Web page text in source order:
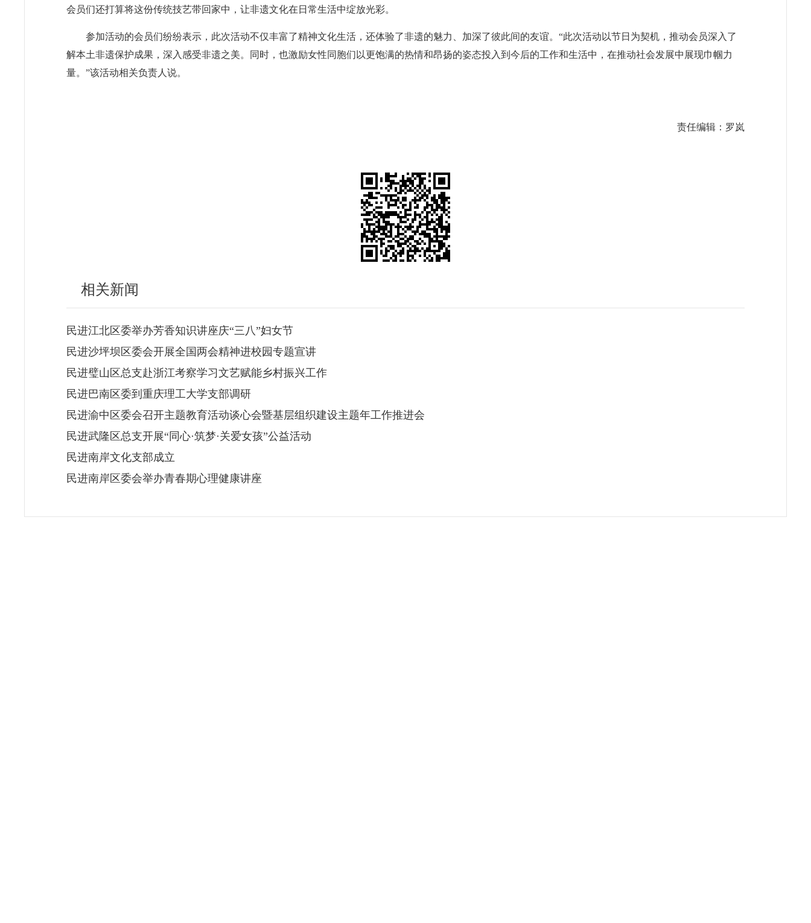
会员们还打算将这份传统技艺带回家中，让非遗文化在日常生活中绽放光彩。
参加活动的会员们纷纷表示，此次活动不仅丰富了精神文化生活，还体验了非遗的魅力、加深了彼此间的友谊。“此次活动以节日为契机，推动会员深入了
解本土非遗保护成果，深入感受非遗之美。同时，也激励女性同胞们以更饱满的热情和昂扬的姿态投入到今后的工作和生活中，在推动社会发展中展现巾帼力
量。”该活动相关负责人说。
责任编辑：罗岚
相关新闻
民进江北区委举办芳香知识讲座庆“三八”妇女节
民进沙坪坝区委会开展全国两会精神进校园专题宣讲
民进璧山区总支赴浙江考察学习文艺赋能乡村振兴工作
民进巴南区委到重庆理工大学支部调研
民进渝中区委会召开主题教育活动谈心会暨基层组织建设主题年工作推进会
民进武隆区总支开展“同心·筑梦·关爱女孩”公益活动
民进南岸文化支部成立
民进南岸区委会举办青春期心理健康讲座